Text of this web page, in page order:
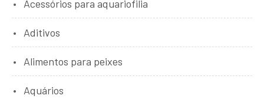
Acessórios para aquariofilia
Aditivos
Alimentos para peixes
Aquários